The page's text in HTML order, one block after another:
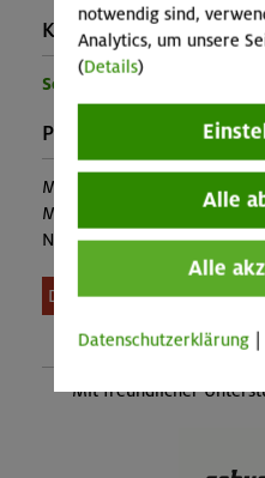
Kontakt Veranstalter:
Sektion München
Preise:
Mitglieder:
Mitglieder anderer Sektion:
Nichtmitglieder:
Diese Veranstaltung ist
Mit freundlicher
notwendig sind,
Analytics, um unsere
(Details)
Alle
Alle
Datenschutzerklärung